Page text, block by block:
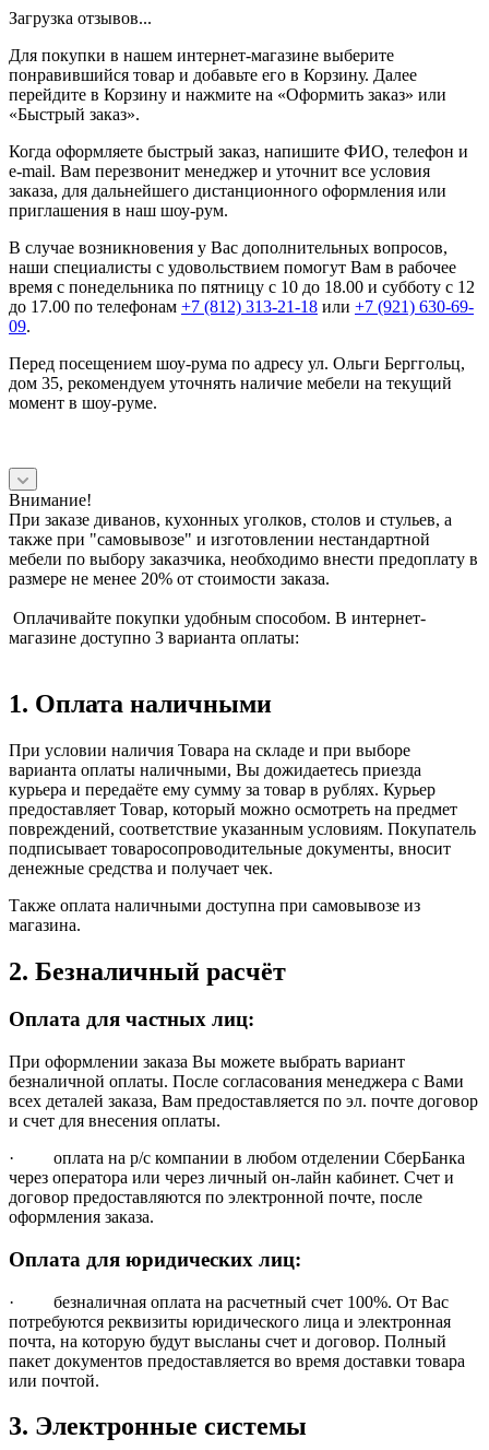
Загрузка отзывов...
Для покупки в нашем интернет-магазине выберите
понравившийся товар и добавьте его в Корзину. Далее
перейдите в Корзину и нажмите на «Оформить заказ» или
«Быстрый заказ».
Когда оформляете быстрый заказ, напишите ФИО, телефон и
e-mail. Вам перезвонит менеджер и уточнит все условия
заказа, для дальнейшего дистанционного оформления или
приглашения в наш шоу-рум.
В случае возникновения у Вас дополнительных вопросов,
наши специалисты с удовольствием помогут Вам в рабочее
время с понедельника по пятницу с 10 до 18.00 и субботу с 12
до 17.00 по телефонам +7 (812) 313-21-18 или +7 (921) 630-69-
09.
Перед посещением шоу-рума по адресу ул. Ольги Берггольц,
дом 35, рекомендуем уточнять наличие мебели на текущий
момент в шоу-руме.
Внимание!
При заказе диванов, кухонных уголков, столов и стульев, а
также при "самовывозе" и изготовлении нестандартной
мебели по выбору заказчика, необходимо внести предоплату в
размере не менее 20% от стоимости заказа.
Оплачивайте покупки удобным способом. В интернет-
магазине доступно 3 варианта оплаты:
1. Оплата наличными
При условии наличия Товара на складе и при выборе
варианта оплаты наличными, Вы дожидаетесь приезда
курьера и передаёте ему сумму за товар в рублях. Курьер
предоставляет Товар, который можно осмотреть на предмет
повреждений, соответствие указанным условиям. Покупатель
подписывает товаросопроводительные документы, вносит
денежные средства и получает чек.
Также оплата наличными доступна при самовывозе из
магазина.
2. Безналичный расчёт
Оплата для частных лиц:
При оформлении заказа Вы можете выбрать вариант
безналичной оплаты. После согласования менеджера с Вами
всех деталей заказа, Вам предоставляется по эл. почте договор
и счет для внесения оплаты.
· оплата на р/с компании в любом отделении СберБанка
через оператора или через личный он-лайн кабинет. Счет и
договор предоставляются по электронной почте, после
оформления заказа.
Оплата для юридических лиц:
· безналичная оплата на расчетный счет 100%. От Вас
потребуются реквизиты юридического лица и электронная
почта, на которую будут высланы счет и договор. Полный
пакет документов предоставляется во время доставки товара
или почтой.
3. Электронные системы